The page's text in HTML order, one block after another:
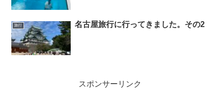
旅行 名古屋旅行に行ってきました。その2
スポンサーリンク